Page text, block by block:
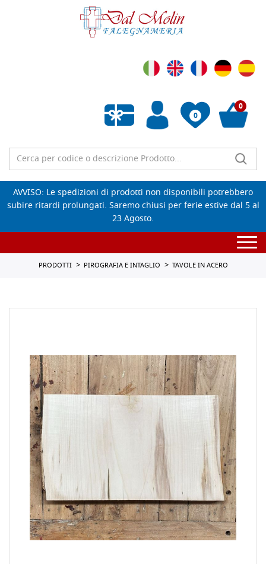
0
Wishlist vuota
0
AVVISO: Le spedizioni di prodotti non disponibili potrebbero
subire ritardi prolungati. Saremo chiusi per ferie estive dal 5 al
23 Agosto.
PRODOTTI PIROGRAFIA E INTAGLIO TAVOLE IN ACERO